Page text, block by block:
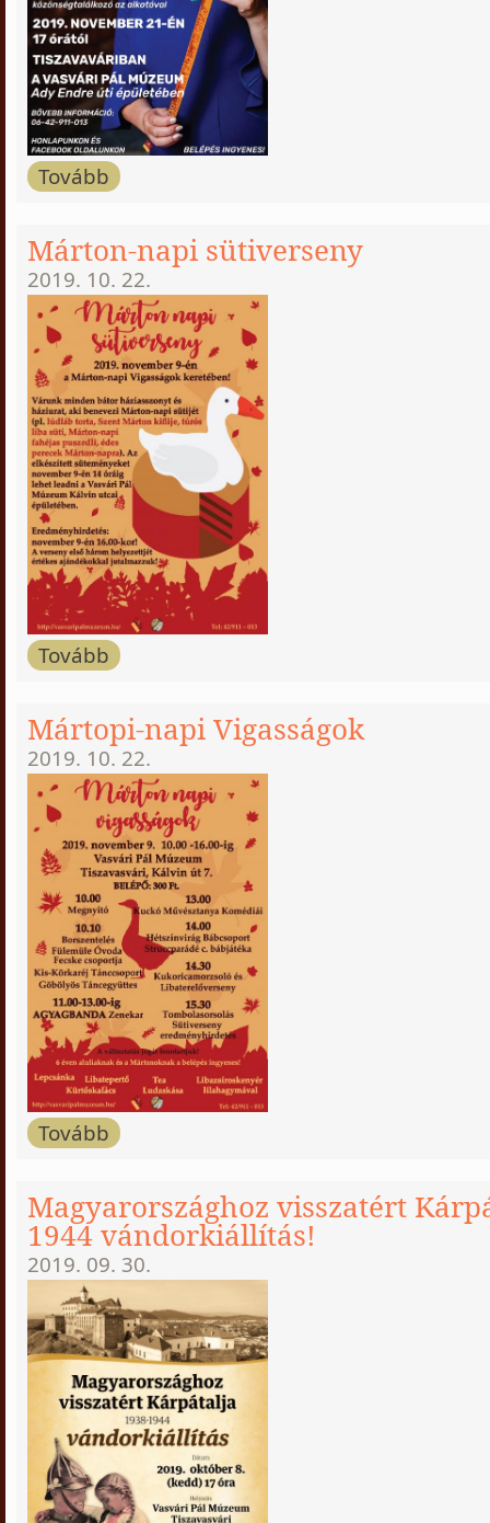
Tovább
Márton-napi sütiverseny
2019. 10. 22.
Tovább
Mártopi-napi Vigasságok
2019. 10. 22.
Tovább
Magyarországhoz visszatért
1944 vándorkiállítás!
2019. 09. 30.